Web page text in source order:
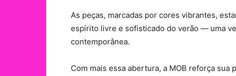
As peças, marcadas por cores vibrantes,
espírito livre e sofisticado do verão — uma
contemporânea.
Com mais essa abertura, a MOB reforça sua